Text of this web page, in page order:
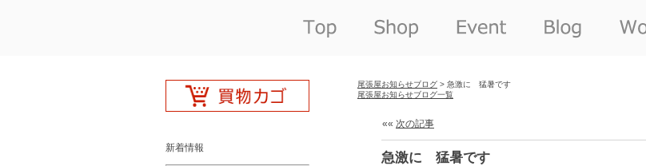
新着情報
尾張屋お知らせブログ > 急激に 猛暑です
尾張屋お知らせブログ一覧
«« 次の記事
急激に 猛暑です